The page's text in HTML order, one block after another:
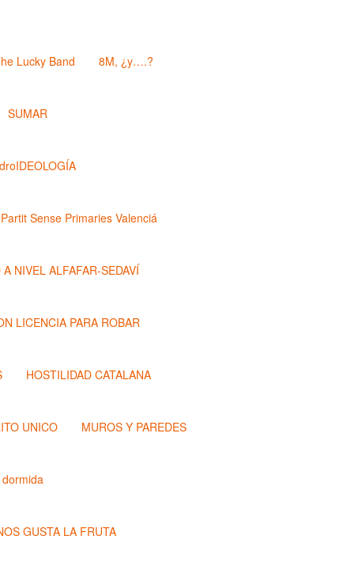
Lucky Band 8M, ¿y….?
SUMAR
Sense Primaries Valenciá
A NIVEL ALFAFAR-SEDAVÍ
LICENCIA PARA ROBAR
HOSTILIDAD CATALANA
UNICO MUROS Y PAREDES
dormida
GUSTA LA FRUTA